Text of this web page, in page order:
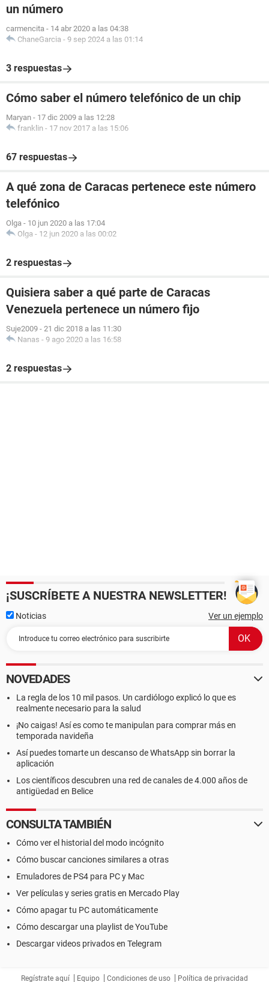
un número
carmencita - 14 abr 2020 a las 04:38
ChaneGarcia - 9 sep 2024 a las 01:14
3 respuestas
Cómo saber el número telefónico de un chip
Maryan - 17 dic 2009 a las 12:28
franklin - 17 nov 2017 a las 15:06
67 respuestas
A qué zona de Caracas pertenece este número
telefónico
Olga - 10 jun 2020 a las 17:04
Olga - 12 jun 2020 a las 00:02
2 respuestas
Quisiera saber a qué parte de Caracas
Venezuela pertenece un número fijo
Suje2009 - 21 dic 2018 a las 11:30
Nanas - 9 ago 2020 a las 16:58
2 respuestas
¡SUSCRÍBETE A NUESTRA NEWSLETTER!
Noticias Ver un ejemplo
NOVEDADES
La regla de los 10 mil pasos. Un cardiólogo explicó lo que es
realmente necesario para la salud
¡No caigas! Así es como te manipulan para comprar más en
temporada navideña
Así puedes tomarte un descanso de WhatsApp sin borrar la
aplicación
Los científicos descubren una red de canales de 4.000 años de
antigüedad en Belice
CONSULTA TAMBIÉN
Cómo ver el historial del modo incógnito
Cómo buscar canciones similares a otras
Emuladores de PS4 para PC y Mac
Ver películas y series gratis en Mercado Play
Cómo apagar tu PC automáticamente
Cómo descargar una playlist de YouTube
Descargar videos privados en Telegram
Regístrate aquí Equipo Condiciones de uso Política de privacidad